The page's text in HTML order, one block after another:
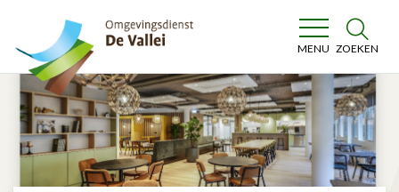
Omgevingsdienst De Vallei
MENU ZOEKEN